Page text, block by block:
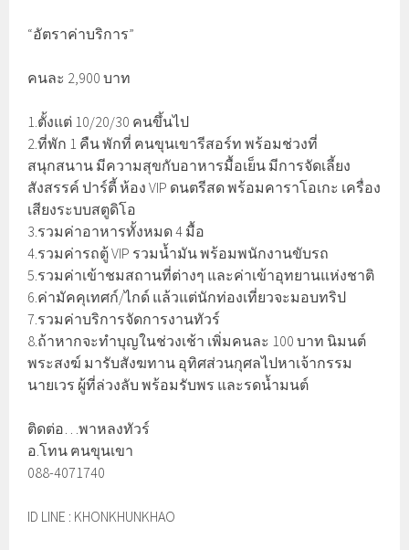
“อัตราค่าบริการ”
คนละ 2,900 บาท
1.ตั้งแต่ 10/20/30 คนขึ้นไป
2.ที่พัก 1 คืน พักที่ ฅนขุนเขารีสอร์ท พร้อมช่วงที่
สนุกสนาน มีความสุขกับอาหารมื้อเย็น มีการจัดเลี้ยง
สังสรรค์ ปาร์ตี้ ห้อง VIP ดนตรีสด พร้อมคาราโอเกะ เครื่อง
เสียงระบบสตูดิโอ
3.รวมค่าอาหารทั้งหมด 4 มื้อ
4.รวมค่ารถตู้ VIP รวมน้ำมัน พร้อมพนักงานขับรถ
5.รวมค่าเข้าชมสถานที่ต่างๆ และค่าเข้าอุทยานแห่งชาติ
6.ค่ามัคคุเทศก์/ไกด์ แล้วแต่นักท่องเที่ยวจะมอบทริป
7.รวมค่าบริการจัดการงานทัวร์
8.ถ้าหากจะทำบุญในช่วงเช้า เพิ่มคนละ 100 บาท นิมนต์
พระสงฆ์ มารับสังฆทาน อุทิศส่วนกุศลไปหาเจ้ากรรม
นายเวร ผู้ที่ล่วงลับ พร้อมรับพร และรดน้ำมนต์
ติดต่อ…พาหลงทัวร์
อ.โทน ฅนขุนเขา
088-4071740
ID LINE : KHONKHUNKHAO